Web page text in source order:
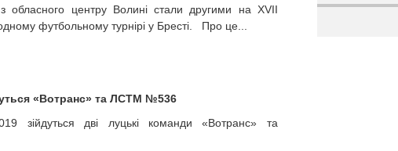
обласного центру Волині стали другими на XVII
футбольному турнірі у Бресті. Про це...
«Вотранс» та ЛСТМ №536
зійдуться дві луцькі команди «Вотранс» та